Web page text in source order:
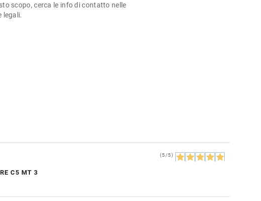
scopo, cerca le info di contatto nelle
legali.
(5/5)
C5 MT 3